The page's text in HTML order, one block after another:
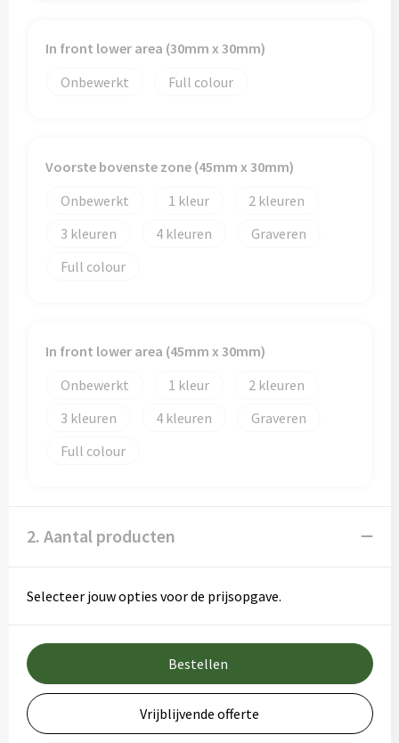
In front lower area (30mm x 30mm)
Onbewerkt
Full colour
Voorste bovenste zone (45mm x 30mm)
Onbewerkt
1
2
3
4
Graveren
Full colour
In front lower area (45mm x 30mm)
Onbewerkt
1
2
3
4
Graveren
Full colour
2. Aantal producten
Selecteer jouw opties voor de prijsopgave.
Bestellen
Vrijblijvende offerte